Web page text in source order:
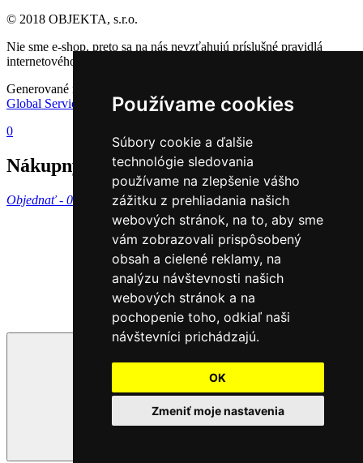
Používame cookies
Súbory cookie a ďalšie
technológie sledovania
používame na zlepšenie vášho
zážitku z prehliadania našich
webových stránok, na to, aby sme
vám zobrazovali prispôsobený
obsah a cielené reklamy, na
analýzu návštevnosti našich
webových stránok a na
pochopenie toho, odkiaľ naši
návštevníci prichádzajú.
OK
Zmeniť moje nastavenia
© 2018 OBJEKTA, s.r.o.
Nie sme e-shop, preto sa na nás nevzťahujú príslušné pravidlá
internetového obchodu.
Generované redakčným CMS systémom GlobalWeb spoločnosti
Global Services Slovakia s.r.o.
0
Nákupný košík
Objednať - 0 €